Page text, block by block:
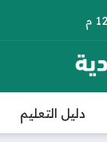
دليل التعليم